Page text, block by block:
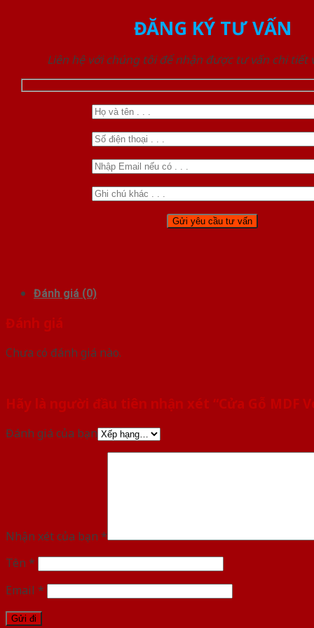
ĐĂNG KÝ TƯ VẤN
Liên hệ với chúng tôi để nhận được tư vấn chi tiết
Đánh giá (0)
Đánh giá
Chưa có đánh giá nào.
Hãy là người đầu tiên nhận xét “Cửa Gỗ MDF
Đánh giá của bạn
Nhận xét của bạn *
Tên *
Email *